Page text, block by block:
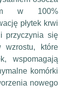
w 100%
płytek krwi
przyczynia się
wzrostu, które
wspomagają
komórki
nowego